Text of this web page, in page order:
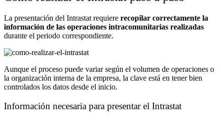
La presentación del Intrastat requiere recopilar correctamente la
información de las operaciones intracomunitarias realizadas
durante el periodo correspondiente.
Aunque el proceso puede variar según el volumen de operaciones o
la organización interna de la empresa, la clave está en tener bien
controlados los datos desde el inicio.
Información necesaria para presentar el Intrastat